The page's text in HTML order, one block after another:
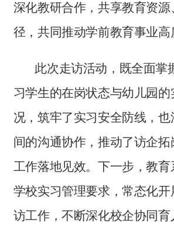
深化教研合作，共享教育资
径，共同推动学前教育事业高
此次走访活动，既全面掌
习学生的在岗状态与幼儿园
况，筑牢了实习安全防线，也
间的沟通协作，推动了访企
工作落地见效。下一步，教
学校实习管理要求，常态化开
访工作，不断深化校企协同